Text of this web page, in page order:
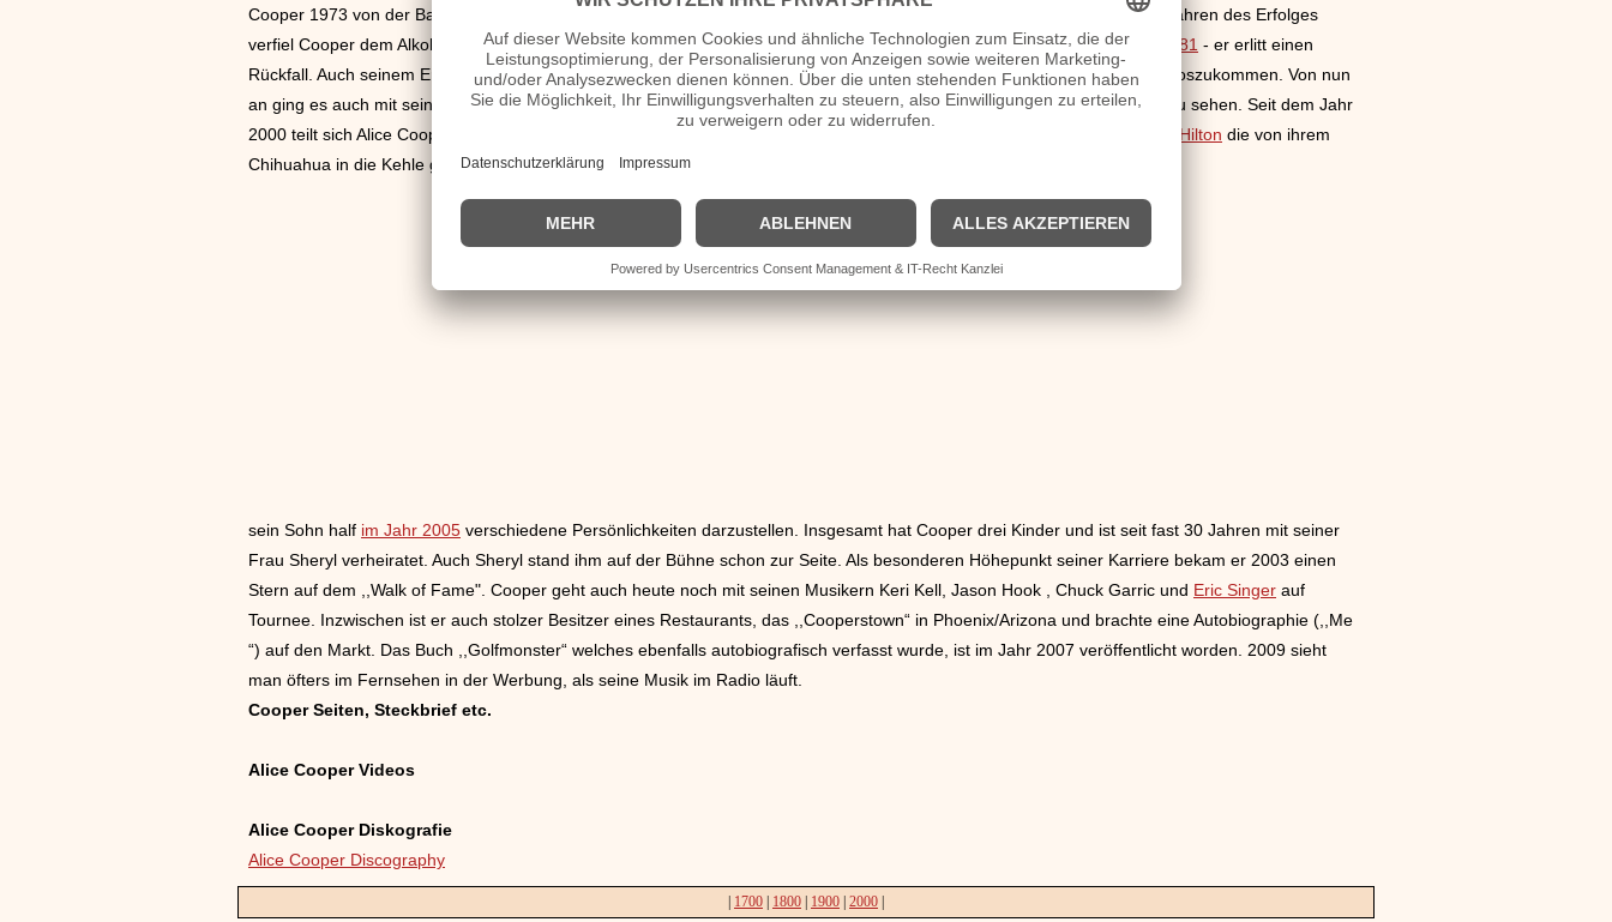
Cooper 1973 von der Band.
ließ er seinen Namen offiziell in Cooper ändern und begann eine Solokarriere. Mit den Jahren des Erfolges
verfiel Cooper dem Alkohol. Erst 1978 gelang es ihm von seiner Sucht loszukommen. Dies hielt jedoch nur bis zum Jahr
1981 - er erlitt einen
Rückfall. Auch seinem Erfolg schadete es dieses Mal. Mitte der 80er Jahreschaffte er es ein für alle Mal von seiner Sucht loszukommen. Von nun
an ging es auch mit seiner Karriere wieder bergauf. Erfolgreiche Alben folgten, sogar imKinofilm,,Wayne’s World“ war er zu sehen. Seit dem Jahr
2000 teilt sich Alice Cooper mit seiner Tochter Calico die Bühne. Sie übernimmt verschieden groteske Rollen wie z.B.
Paris Hilton die von ihrem
Chihuahua in die Kehle gebissen wird. Auch
sein Sohn half im Jahr 2005 verschiedene Persönlichkeiten darzustellen. Insgesamt hat Cooper drei Kinder und ist seit fast 30 Jahren mit seiner
Frau Sheryl verheiratet. Auch Sheryl stand ihm auf der Bühne schon zur Seite. Als besonderen Höhepunkt seiner Karriere bekam er 2003 einen
Stern auf dem ,,Walk of Fame". Cooper geht auch heute noch mit seinen Musikern Keri Kell, Jason Hook , Chuck Garric und Eric Singer auf
Tournee. Inzwischen ist er auch stolzer Besitzer eines Restaurants, das ,,Cooperstown“ in Phoenix/Arizona und brachte eine Autobiographie (,,Me
“) auf den Markt. Das Buch ,,Golfmonster“ welches ebenfalls autobiografisch verfasst wurde, ist im Jahr 2007 veröffentlicht worden. 2009 sieht
man öfters im Fernsehen in der Werbung, als seine Musik im Radio läuft.
Cooper Seiten, Steckbrief etc.
Alice Cooper Videos
Alice Cooper Diskografie
Alice Cooper Discography
1700 1800 1900 2000